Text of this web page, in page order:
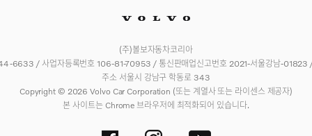
(주)볼보자동차코리아
6633 / 사업자등록번호 106-81-70953 / 통신판매업신고번호 2021-서울강남-01823
주소 서울시 강남구 학동로 343
Copyright © 2026 Volvo Car Corporation (또는 계열사 또는 라이센스 제공자)
본 사이트는 Chrome 브라우저에 최적화되어 있습니다.